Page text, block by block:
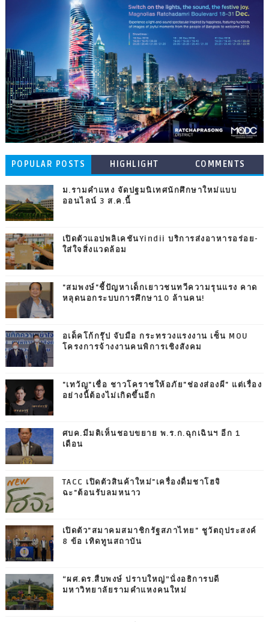
POPULAR POSTS HIGHLIGHT COMMENTS
ม.รามคำแหง จัดปฐมนิเทศนักศึกษาใหม่แบบ
ออนไลน์ 3 ส.ค.นี้
เปิดตัวแอปพลิเคชันYindii บริการส่งอาหารอร่อย-
ใส่ใจสิ่งแวดล้อม
"สมพงษ์"ชี้ปัญหาเด็กเยาวชนทวีความรุนแรง คาด
หลุดนอกระบบการศึกษา10 ล้านคน!
อเด็คโก้กรุ๊ป จับมือ กระทรวงแรงงาน เซ็น MOU
โครงการจ้างงานคนพิการเชิงสังคม
"เทวัญ"เชื่อ ชาวโคราชให้อภัย"ช่องส่องผี" แต่เรื่อง
อย่างนี้ต้องไม่เกิดขึ้นอีก
ศบค.มีมติเห็นชอบขยาย พ.ร.ก.ฉุกเฉินฯ อีก 1
เดือน
TACC เปิดตัวสินค้าใหม่"เครื่องดื่มชาโฮจิ
ฉะ"ต้อนรับลมหนาว
เปิดตัว"สมาคมสมาชิกรัฐสภาไทย" ชูวัตถุประสงค์
8 ข้อ เทิดทูนสถาบัน
“ผศ.ดร.สืบพงษ์ ปราบใหญ่”นั่งอธิการบดี
มหาวิทยาลัยรามคำแหงคนใหม่